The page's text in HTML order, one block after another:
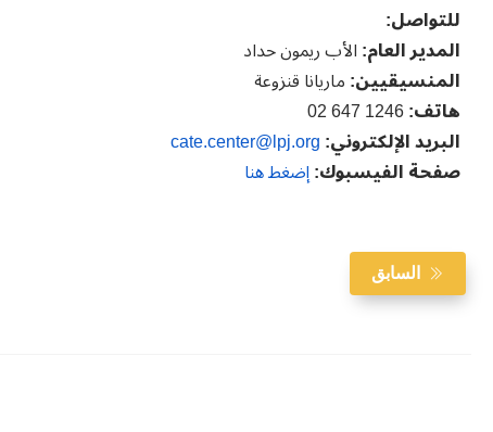
للتواصل:
المدير العام:الأب ريمون حداد
المنسيقيين:ماريانا قنزوعة
هاتف:
البريد الإلكتروني:cate.center@lpj.org
صفحة الفيسبوك:إضغط هنا
السابق